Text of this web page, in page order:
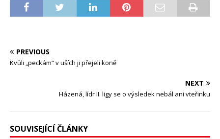
PREVIOUS
Kvůli „peckám“ v uších ji přejeli koně
NEXT
Házená, lídr II. ligy se o výsledek nebál ani vteřinku
SOUVISEJÍCÍ ČLÁNKY